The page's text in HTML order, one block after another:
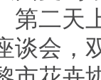
第二天
谈会，